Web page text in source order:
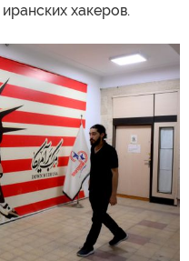
хакеров.